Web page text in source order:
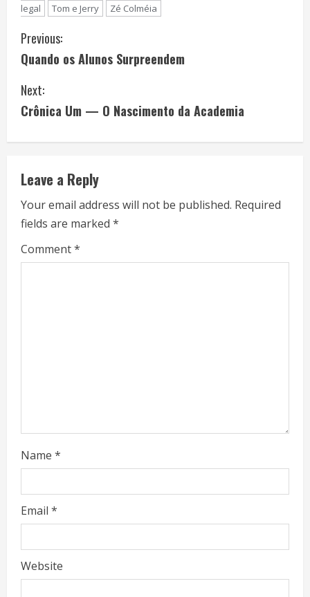
legal
Tom e Jerry Zé Colméia
C
o
n
n
u
e
R
g
Previous:
Quando os Alunos Surpreendem
Next:
Crônica Um — O Nascimento da Academia
Leave a Reply
Your email address will not be published. Required
fields are marked *
Comment*
Name *
Email *
Website